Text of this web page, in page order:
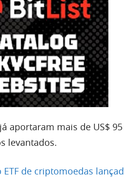
aportaram mais de US$
levantados.
de criptomoedas